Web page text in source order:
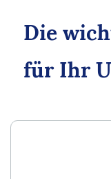
Die
für Ihr